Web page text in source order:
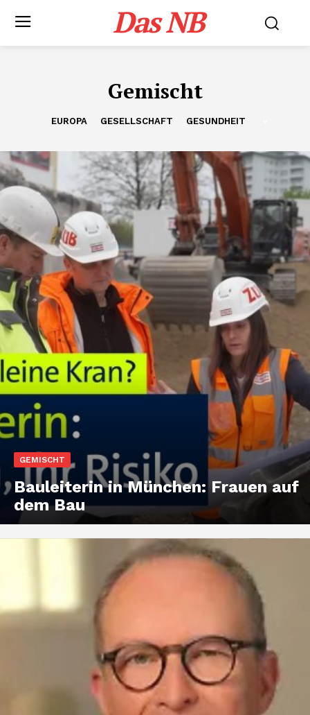
Das NB
Gemischt
EUROPA GESELLSCHAFT GESUNDHEIT
GEMISCHT
Bauleiterin in München: Frauen auf
dem Bau